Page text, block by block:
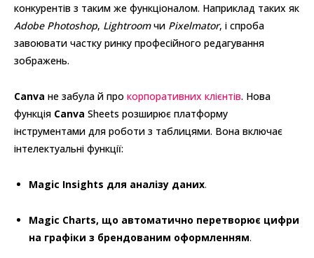
конкурентів з таким же функціоналом. Наприклад таких як
Adobe Photoshop, Lightroomчи Pixelmator, і спроба
завоювати частку ринку професійного редагування
зображень.
Canva не забула й про корпоративних клієнтів. Нова
функція Canva Sheets розширює платформу
інструментами для роботи з таблицями. Вона включає
інтелектуальні функції:
Magic Insights для аналізу даних.
Magic Charts, що автоматично перетворює цифри
на графіки з брендованим оформленням.